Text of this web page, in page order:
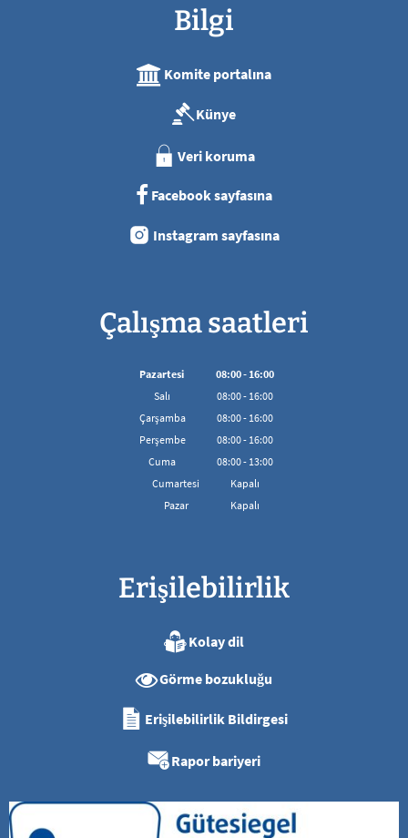
Bilgi
Komite portalına
Künye
Veri koruma
Facebook sayfasına
Instagram sayfasına
Çalışma saatleri
Pazartesi 08:00-16:00
08:00'den 16:00'ya kadar
Salı 08:00- 16:00
08:00'den 16:00'ya kadar
Çarşamba 08:00- 16:00
08:00'den 16:00'ya kadar
Perşembe 08:00- 16:00
08:00'den 16:00'ya kadar
Cuma 08:00- 13:00
08:00 - 13:00 arası
Cumartesi
Kapalı
Pazar
Kapalı
Erişilebilirlik
Kolay dil
Görme bozukluğu
Erişilebilirlik Bildirgesi
Rapor bariyeri